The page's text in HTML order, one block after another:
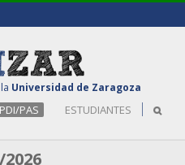
Universidad de Zaragoza
PDI/PAS ESTUDIANTES